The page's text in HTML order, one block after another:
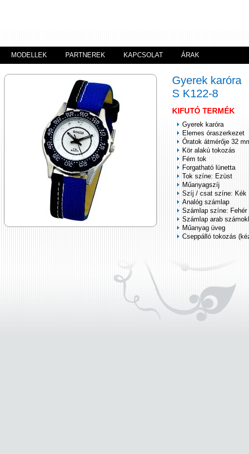
MODELLEK PARTNEREK KAPCSOLAT ÁRAK
Gyerek karóra
S K122-8
KIFUTÓ TERMÉK
Gyerek karóra
Elemes óraszerkezet
Óratok átmérője 32
Kör alakú tokozás
Fém tok
Forgatható lünetta
Tok színe: Ezüst
Műanyagszíj
Szíj / csat színe: Kék
Analóg számlap
Számlap színe: Fehér
Számlap arab
Műanyag üveg
Cseppálló tokozás